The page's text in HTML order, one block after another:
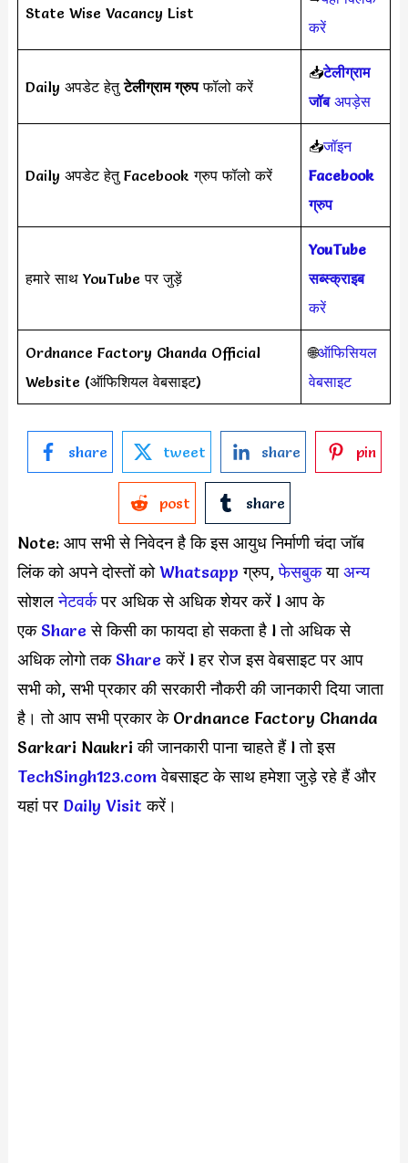
State Wise Vacancy List
करें
Daily अपडेट हेतुटेलीग्राम ग्रुपफॉलो करें
📥टेलीग्राम
जॉबअपड़ेस
Daily अपडेट हेतु Facebook ग्रुप फॉलो करें
📥जॉइन
Facebook
ग्रुप
हमारे साथ YouTube पर जुड़ें
YouTube
सब्स्क्राइब
करें
Ordnance Factory Chanda Official
Website (ऑफिशियल वेबसाइट)
🌐ऑफिसियल
वेबसाइट
share tweet share pin
post share
Note: आप सभी से निवेदन है कि इस आयुध निर्माणी चंदा जॉब
लिंक को अपने दोस्तों कोWhatsapp ग्रुप,फेसबुकयाअन्य
सोशलनेटवर्कपर अधिक से अधिक शेयर करें l आप के
एक Shareसे किसी का फायदा हो सकता है l तो अधिक से
अधिक लोगो तकShareकरें l हर रोज इस वेबसाइट पर आप
सभी को, सभी प्रकार की सरकारी नौकरी की जानकारी दिया जाता
है। तो आप सभी प्रकार के Ordnance Factory Chanda
Sarkari Naukri की जानकारी पाना चाहते हैं l तो इस
TechSingh123.comवेबसाइट के साथ हमेशा जुड़े रहे हैं और
यहां पर Daily Visit करें।